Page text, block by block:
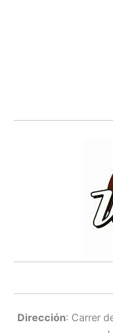
Dirección: Carrer